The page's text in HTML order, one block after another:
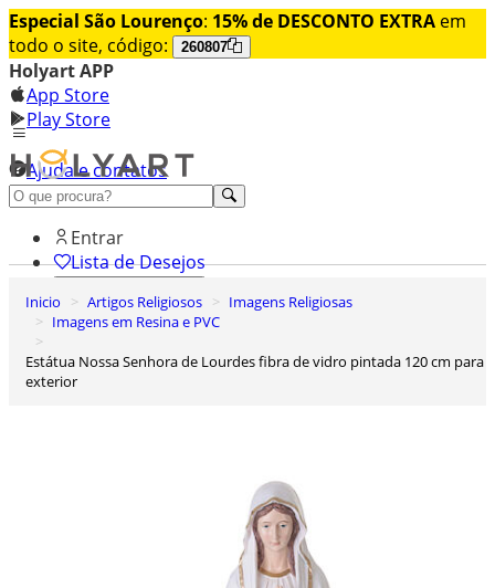
Especial São Lourenço: 15% de DESCONTO EXTRA em
todo o site, código:
260807
Holyart APP
App Store
Play Store
Ajuda e contatos
Conheça premium
Entrar
Lista de Desejos
0
Carrinho de Compras
Inicio Artigos Religiosos
Imagens Religiosas
Imagens em Resina e PVC
Estátua Nossa Senhora de Lourdes fibra de vidro pintada 120 cm para
exterior